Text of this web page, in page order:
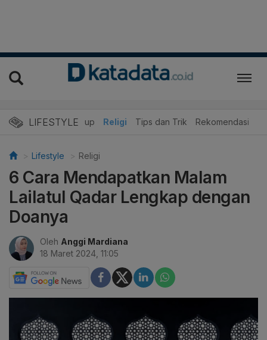
LIFESTYLE
Edukasi Gaya Hidup Religi Tips dan Trik Rekomendasi
Lifestyle Religi
6 Cara Mendapatkan Malam
Lailatul Qadar Lengkap dengan
Doanya
Oleh Anggi Mardiana
18 Maret 2024, 11:05